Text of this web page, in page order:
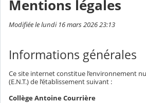
Mentions légales
Modifiée le lundi 16 mars 2026 23:13
Informations générales
Ce site internet constitue l’environnement
(E.N.T.) de l’établissement suivant :
Collège Antoine Courrière